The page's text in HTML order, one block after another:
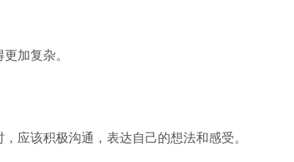
加复杂。
该积极沟通，表达自己的想法和感受。